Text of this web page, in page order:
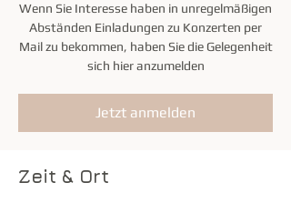
Wenn Sie Interesse haben in unregelmäßigen
Abständen Einladungen zu Konzerten per
Mail zu bekommen, haben Sie die Gelegenheit
sich hier anzumelden
Jetzt anmelden
Zeit & Ort